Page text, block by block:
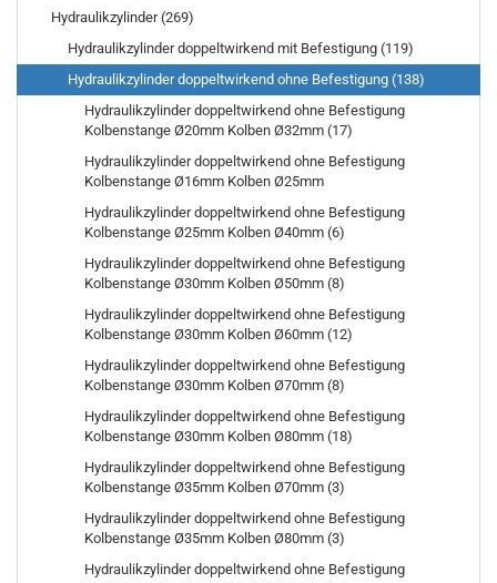
Hydraulikzylinder (269)
Hydraulikzylinder doppeltwirkend mit Befestigung (119)
Hydraulikzylinder doppeltwirkend ohne Befestigung (138)
Hydraulikzylinder doppeltwirkend ohne Befestigung
Kolbenstange Ø20mm Kolben Ø32mm (17)
Hydraulikzylinder doppeltwirkend ohne Befestigung
Kolbenstange Ø16mm Kolben Ø25mm
Hydraulikzylinder doppeltwirkend ohne Befestigung
Kolbenstange Ø25mm Kolben Ø40mm (6)
Hydraulikzylinder doppeltwirkend ohne Befestigung
Kolbenstange Ø30mm Kolben Ø50mm (8)
Hydraulikzylinder doppeltwirkend ohne Befestigung
Kolbenstange Ø30mm Kolben Ø60mm (12)
Hydraulikzylinder doppeltwirkend ohne Befestigung
Kolbenstange Ø30mm Kolben Ø70mm (8)
Hydraulikzylinder doppeltwirkend ohne Befestigung
Kolbenstange Ø30mm Kolben Ø80mm (18)
Hydraulikzylinder doppeltwirkend ohne Befestigung
Kolbenstange Ø35mm Kolben Ø70mm (3)
Hydraulikzylinder doppeltwirkend ohne Befestigung
Kolbenstange Ø35mm Kolben Ø80mm (3)
Hydraulikzylinder doppeltwirkend ohne Befestigung